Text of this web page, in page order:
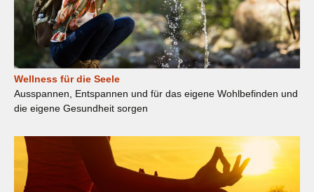
Wellness für die Seele
Ausspannen, Entspannen und für das eigene Wohlbefinden und
die eigene Gesundheit sorgen